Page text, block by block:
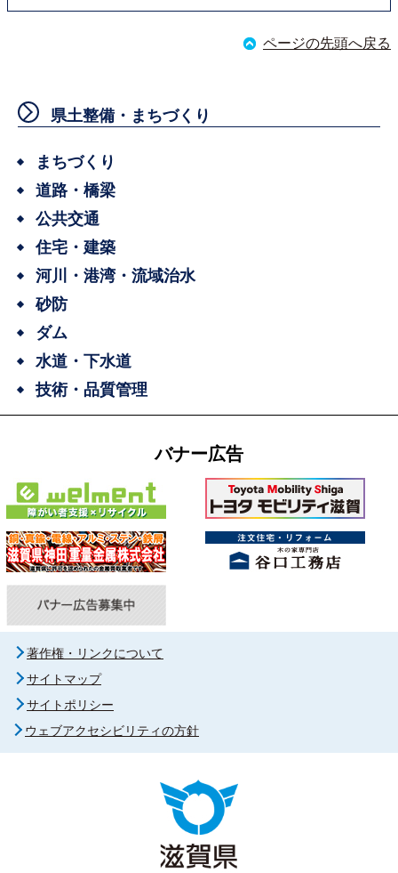
ページの先頭へ戻る
県土整備・まちづくり
まちづくり
道路・橋梁
公共交通
住宅・建築
河川・港湾・流域治水
砂防
ダム
水道・下水道
技術・品質管理
バナー広告
著作権・リンクについて
サイトマップ
サイトポリシー
ウェブアクセシビリティの方針